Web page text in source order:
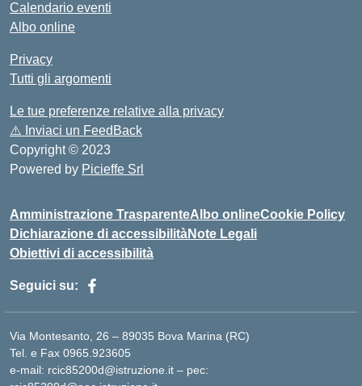
Calendario eventi
Albo online
Privacy
Tutti gli argomenti
Le tue preferenze relative alla privacy
⚠️ Inviaci un FeedBack
Copyright © 2023
Powered by Picieffe Srl
Amministrazione TrasparenteAlbo onlineCookie Policy
Dichiarazione di accessibilitàNote Legali
Obiettivi di accessibilità
Seguici su:
Via Montesanto, 26 – 89035 Bova Marina (RC)
Tel. e Fax 0965.923605
e-mail: rcic85200d@istruzione.it – pec: